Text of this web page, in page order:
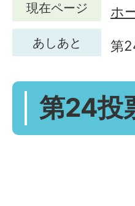
現在ページ ホ
あしあと 第
第24投